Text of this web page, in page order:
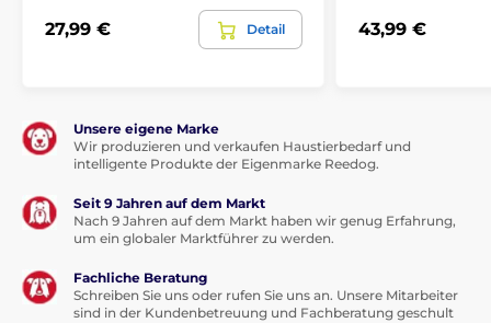
Vorteile
hochwertiges und festes Material cordura
für jeden Hund geeignet
auffälliges Design
27,99 € Detail 43,99 €
Unsere eigene Marke
Wir produzieren und verkaufen Haustierbedarf und
intelligente Produkte der Eigenmarke Reedog.
Seit 9 Jahren auf dem Markt
Nach 9 Jahren auf dem Markt haben wir genug Erfahrung,
um ein globaler Marktführer zu werden.
Fachliche Beratung
Schreiben Sie uns oder rufen Sie uns an. Unsere Mitarbeiter
sind in der Kundenbetreuung und Fachberatung geschult